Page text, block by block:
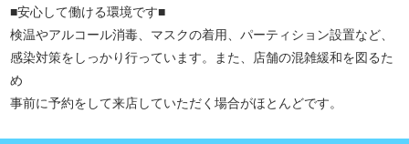
■安心して働ける環境です■
検温やアルコール消毒、マスクの着用、パーティション設置など、
感染対策をしっかり行っています。また、店舗の混雑緩和を図るた
め
事前に予約をして来店していただく場合がほとんどです。